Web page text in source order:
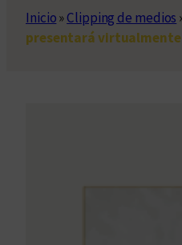
Inicio»Clipping de medios
presentará virtualmente